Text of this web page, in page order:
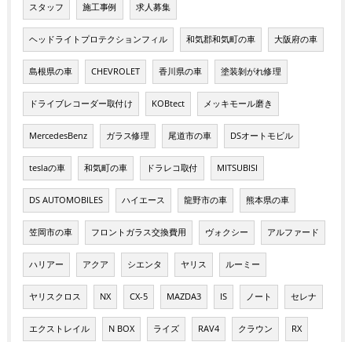
スタッフ 施工事例 求人募集
ヘッドライトプロテクションフィル 和気郡和気町の車 大阪府の車
島根県の車 CHEVROLET 香川県の車 塗装剝がれ修理
ドライブレコーダー取付け KOBtect メッキモール磨き
MercedesBenz ガラス修理 尾道市の車 DSオートモビル
teslaの車 和気町の車 ドラレコ取付 MITSUBISI
DS AUTOMOBILES ハイエース 龍野市の車 熊本県の車
笠岡市の車 フロントガラス交換費用 ヴォクシー アルファード
ハリアー アクア シエンタ ヤリス ルーミー
ヤリスクロス NX CX-5 MAZDA3 IS ノート セレナ
エクストレイル N BOX ライズ RAV4 クラウン RX